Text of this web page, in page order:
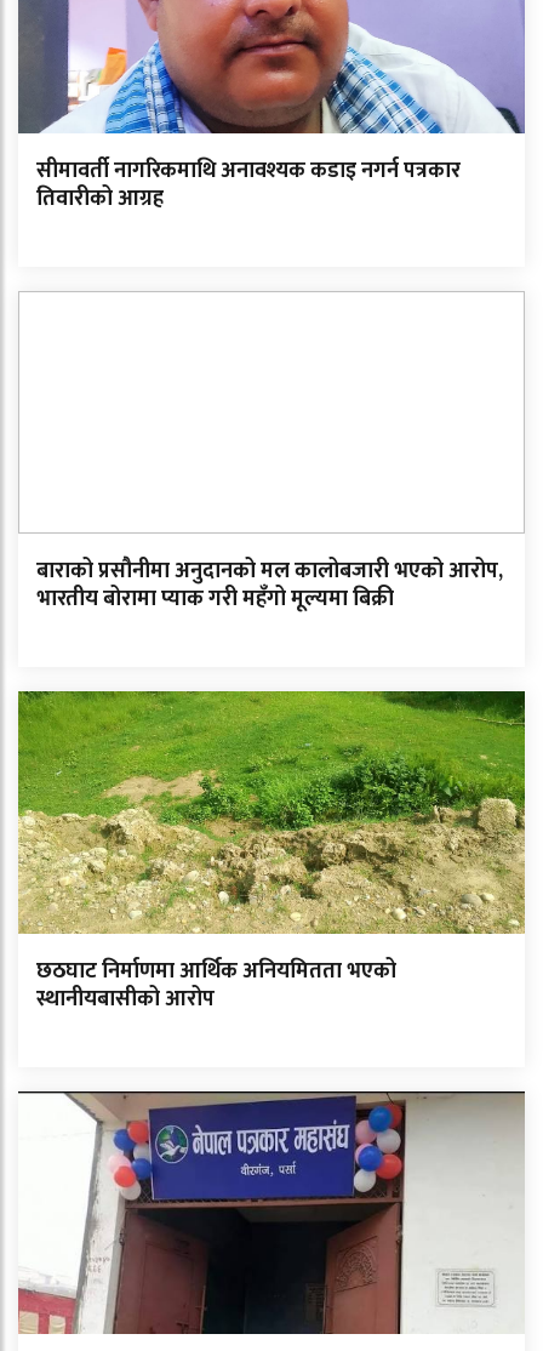
सीमावर्ती नागरिकमाथि अनावश्यक कडाइ नगर्न पत्रकार
तिवारीको आग्रह
बाराको प्रसौनीमा अनुदानको मल कालोबजारी भएको आरोप,
भारतीय बोरामा प्याक गरी महँगो मूल्यमा बिक्री
छठघाट निर्माणमा आर्थिक अनियमितता भएको
स्थानीयबासीको आरोप